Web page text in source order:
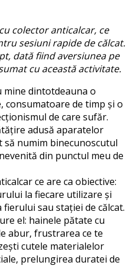
colector anticalcar, ce
sesiuni rapide de călcat.
dată fiind aversiunea pe
cu această activitate.
dintotdeauna o
consumatoare de timp și o
de care sufăr.
adusă aparatelor
să numim binecunoscutul
din punctul meu de
ce are ca obiective:
la fiecare utilizare și
sau stației de călcat.
el: hainele pătate cu
abur, frustrarea ce te
cutele materialelor
prelungirea duratei de